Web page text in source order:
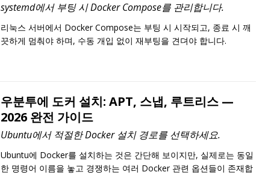
systemd에서 부팅 시 Docker Compose를 관리합니다.
리눅스 서버에서 Docker Compose는 부팅 시 시작되고, 종료 시 깨
끗하게 멈춰야 하며, 수동 개입 없이 재부팅을 견뎌야 합니다.
우분투에 도커 설치: APT, 스냅, 루트리스 —
2026 완전 가이드
Ubuntu에서 적절한 Docker 설치 경로를 선택하세요.
Ubuntu에 Docker를 설치하는 것은 간단해 보이지만, 실제로는 동일
한 명령어 이름을 놓고 경쟁하는 여러 Docker 관련 옵션들이 존재합